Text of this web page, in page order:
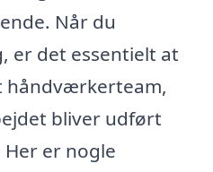
Når du
er det essentielt at
bliver udført
er nogle